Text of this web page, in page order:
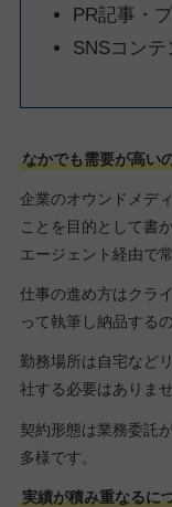
PR記事・
SNSコン
なかでも需要が高い
企業のオウンドメデ
ことを目的として書
エージェント経由で
仕事の進め方はクラ
って執筆し納品する
勤務場所は自宅など
社する必要はありませ
契約形態は業務委託
多様です。
実績が積み重なるに